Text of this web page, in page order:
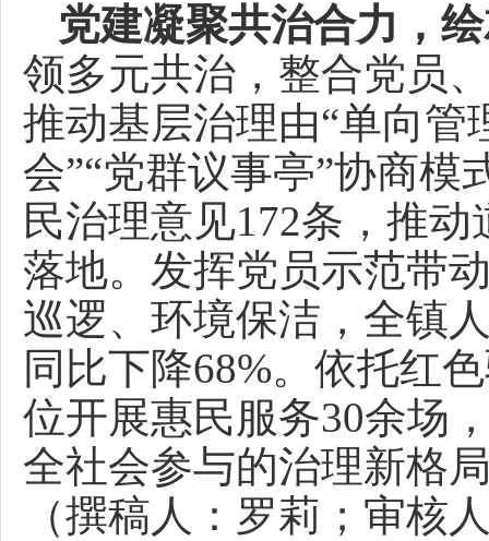
党建凝聚共治合力，
领多元共治，整合党员
推动基层治理由“单向管
会”“党群议事亭”协商
民治理意见172条，推
落地。发挥党员示范带
巡逻、环境保洁，全镇
同比下降68%。依托红
位开展惠民服务30余场
全社会参与的治理新格
（撰稿人：罗莉；审核